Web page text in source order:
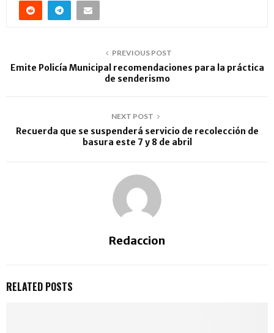
PREVIOUS POST
Emite Policía Municipal recomendaciones para la práctica
de senderismo
NEXT POST
Recuerda que se suspenderá servicio de recolección de
basura este 7 y 8 de abril
Redaccion
RELATED POSTS